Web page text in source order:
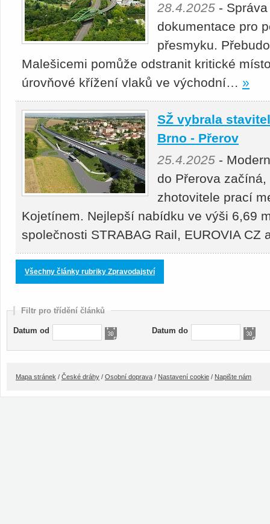
28.4.2025 -
dokumentace pro
přesmyku.
Malešicemi pomůže odstranit kritické
úrovňové křížení vlaků ve východní… »
SŽ vybrala
Brno - Přerov
25.4.2025 -
do Přerova
zhotovitele prací
Kojetínem. Nejlepší nabídku ve výši 6,69
společnosti STRABAG Rail, EUROVIA
Všechny články rubriky Zpravodajství
Filtr pro třídění článků
Datum od Datum do
Mapa stránek / České dráhy / Osobní doprava / Nastavení cookie / Napište nám